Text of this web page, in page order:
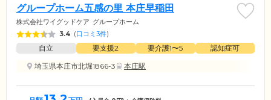
グループホーム五感の里 本庄早稲田
株式会社ワイグッドケア グループホーム
3.4 (口コミ3件)
自立 要支援2 要介護1〜5
認知症可
埼玉県本庄市北堀1866-3
本庄駅